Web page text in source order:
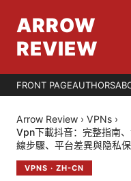
ARROW
REVIEW
FRONT PAGEAUTHORS
Arrow Review › VPNs ›
Vpn下載抖音：完整指南
線步驟、平台差異與隐私
VPNS · ZH-CN